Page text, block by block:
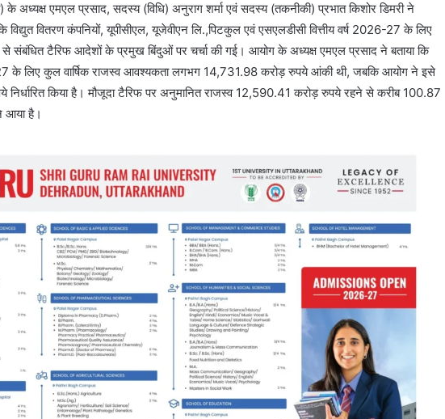
के अध्यक्ष एमएल प्रसाद, सदस्य (विधि) अनुराग शर्मा एवं सदस्य (तकनीकी) प्रभात किशोर डिमरी ने
विद्युत वितरण कंपनियों, यूपीसीएल, यूजेवीएन लि.,पिटकुल एवं एसएलडीसी वित्तीय वर्ष 2026-27 के लिए
से संबंधित टैरिफ आदेशों के प्रमुख बिंदुओं पर चर्चा की गई। आयोग के अध्यक्ष एमएल प्रसाद ने बताया कि
27 के लिए कुल वार्षिक राजस्व आवश्यकता लगभग 14,731.98 करोड़ रुपये आंकी थी, जबकि आयोग ने इसे
किया है। मौजूदा टैरिफ पर अनुमानित राजस्व 12,590.41 करोड़ रुपये रहने से करीब 100.87
आया है।